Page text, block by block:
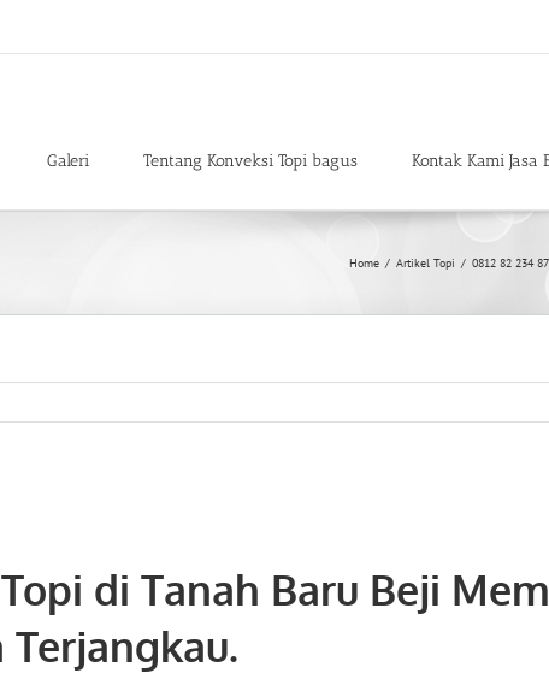
Galeri Tentang Konveksi Topi bagus Kontak Kami Jasa
Home / Artikel Topi / 0812 82 234
di Tanah Baru Beji